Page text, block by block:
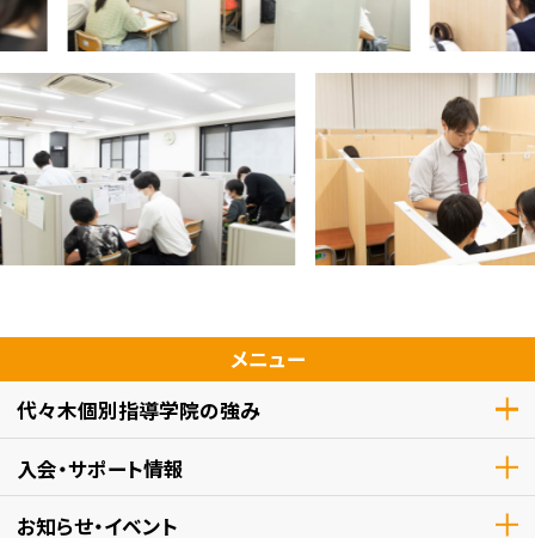
メニュー
代々木個別指導学院の強み
入会・サポート情報
お知らせ・イベント